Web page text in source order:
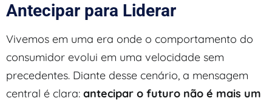
Antecipar para Liderar
Vivemos em uma era onde o comportamento do
consumidor evolui em uma velocidade sem
precedentes. Diante desse cenário, a mensagem
central é clara: antecipar o futuro não é mais um